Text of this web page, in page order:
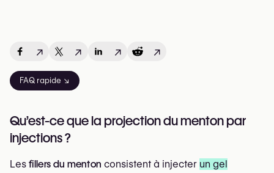
FAQ rapide ↘
↗ ↗ ↗ ↗
Qu’est-ce que la projection du menton par
injections ?
Les fillers du menton consistent à injecter un gel